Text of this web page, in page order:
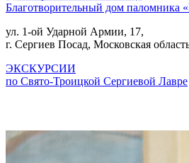
Благотворительный дом паломника
ул. 1-ой Ударной Армии, 17,
г. Сергиев Посад, Московская
ЭКСКУРСИИ
по Свято-Троицкой Сергиевой Лавре